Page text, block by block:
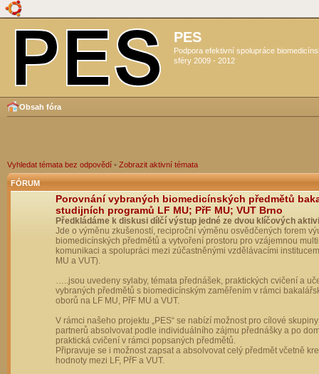
PES
Podpora efektivní spolupráce
sféry 2009 - 2012
Obsah fóra
Vyhledat témata bez odpovědí • Zobrazit aktivní témata
FÓRUM
Porovnání vybraných biomedicínských předmětů
studijních programů LF MU; PřF MU; VUT Brno
Předkládáme k diskusi dílčí výstup jedné ze dvou klíčových
Jde o výměnu zkušeností, reciproční výměnu osvědčených forem
biomedicínských předmětů a vytvoření prostoru pro vzájemnou
komunikaci a spolupráci mezi zúčastněnými vzdělávacími
MU a VUT).
…..jsou uvedeny sylaby, témata přednášek, praktických cvičení a
vybraných předmětů s biomedicínským zaměřením v rámci
oborů na LF MU, PřF MU a VUT.
V rámci našeho projektu „PES“ se nabízí možnost pro cílové
partnerů absolvovat podle individuálního zájmu přednášky a po
praktická cvičení v rámci popsaných předmětů.
Připravuje se i možnost zapsat a absolvovat celý předmět včetně
hodnoty mezi LF, PřF a VUT.